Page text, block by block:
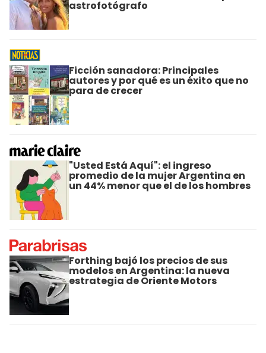
astrofotógrafo
Ficción sanadora: Principales
autores y por qué es un éxito que no
para de crecer
"Usted Está Aquí": el ingreso
promedio de la mujer Argentina en
un 44% menor que el de los hombres
Forthing bajó los precios de sus
modelos en Argentina: la nueva
estrategia de Oriente Motors